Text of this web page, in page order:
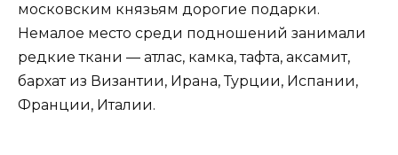
московским князьям дорогие подарки.
Немалое место среди подношений занимали
редкие ткани — атлас, камка, тафта, аксамит,
бархат из Византии, Ирана, Турции, Испании,
Франции, Италии.